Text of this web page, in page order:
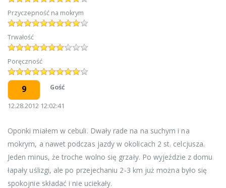
Przyczepność na mokrym
Trwałość
Poręczność
9 Gość
12.28.2012 12:02:41
Oponki miałem w cebuli. Dwały rade na na suchym i na
mokrym, a nawet podczas jazdy w okolicach 2 st. celcjusza.
Jeden minus, że troche wolno się grzały. Po wyjeździe z domu
łapały uślizgi, ale po przejechaniu 2-3 km już można było się
spokojnie składać i nie uciekały.